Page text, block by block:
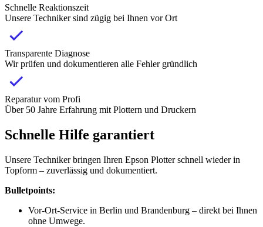
Schnelle Reaktionszeit
Unsere Techniker sind zügig bei Ihnen vor Ort
Transparente Diagnose
Wir prüfen und dokumentieren alle Fehler gründlich
Reparatur vom Profi
Über 50 Jahre Erfahrung mit Plottern und Druckern
Schnelle Hilfe garantiert
Unsere Techniker bringen Ihren Epson Plotter schnell wieder in
Topform – zuverlässig und dokumentiert.
Bulletpoints:
Vor-Ort-Service in Berlin und Brandenburg – direkt bei Ihnen
ohne Umwege.